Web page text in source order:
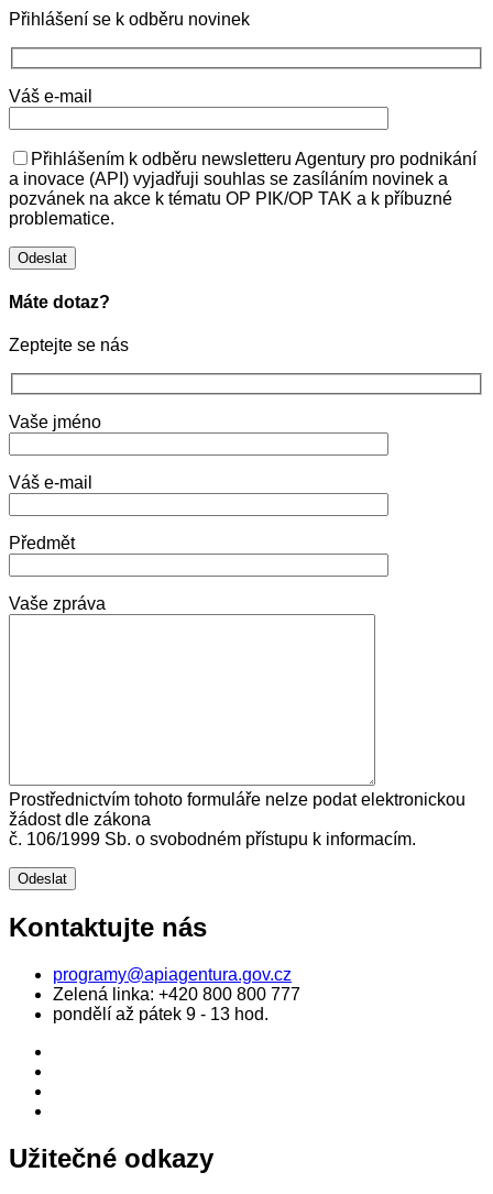
Přihlášení se k odběru novinek
Váš e-mail
Přihlášením k odběru newsletteru Agentury pro podnikání
a inovace (API) vyjadřuji souhlas se zasíláním novinek a
pozvánek na akce k tématu OP PIK/OP TAK a k příbuzné
problematice.
Máte dotaz?
Zeptejte se nás
Vaše jméno
Váš e-mail
Předmět
Vaše zpráva
Prostřednictvím tohoto formuláře nelze podat elektronickou
žádost dle zákona
č. 106/1999 Sb. o svobodném přístupu k informacím.
Kontaktujte nás
programy@apiagentura.gov.cz
Zelená linka: +420 800 800 777
pondělí až pátek 9 - 13 hod.
Užitečné odkazy